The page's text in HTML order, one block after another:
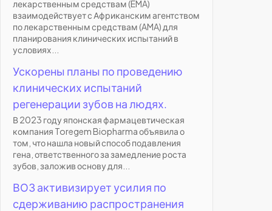
лекарственным средствам (EMA)
взаимодействует с Африканским агентством
по лекарственным средствам (AMA) для
планирования клинических испытаний в
условиях...
Ускорены планы по проведению
клинических испытаний
регенерации зубов на людях.
В 2023 году японская фармацевтическая
компания Toregem Biopharma объявила о
том, что нашла новый способ подавления
гена, ответственного за замедление роста
зубов, заложив основу для...
ВОЗ активизирует усилия по
сдерживанию распространения